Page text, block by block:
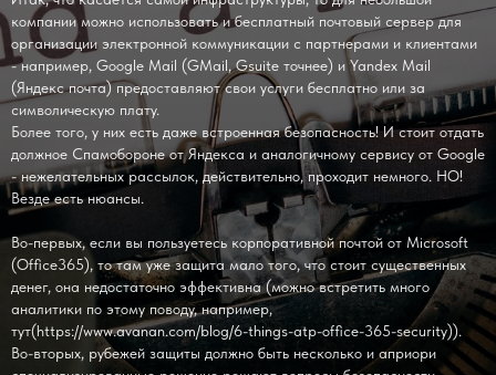
компании можно использовать и бесплатный почтовый сервер для
организации электронной коммуникации с партнерами и клиентами
- например, Google Mail (GMail, Gsuite точнее) и Yandex Mail
(Яндекс почта) предоставляют свои услуги бесплатно или за
символическую плату.
Более того, у них есть даже встроенная безопасность! И стоит отдать
должное Спамобороне от Яндекса и аналогичному сервису от Google
- нежелательных рассылок, действительно, проходит немного. НО!
Везде есть нюансы.
Во-первых, если вы пользуетесь корпоративной почтой от Microsoft
(Office365), то там уже защита мало того, что стоит существенных
денег, она недостаточно эффективна (можно встретить много
аналитики по этому поводу, например,
тут(https://www.avanan.com/blog/6-things-atp-office-365-security)).
Во-вторых, рубежей защиты должно быть несколько и априори